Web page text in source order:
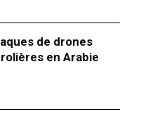
de drones
en Arabie